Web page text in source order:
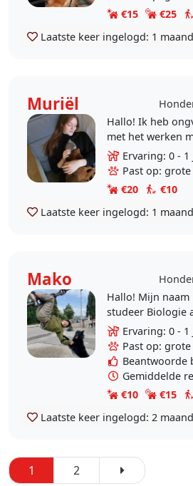
meegemaakt.
€15
€25
Laatste keer ingelogd: 1
Muriël
Hallo! Ik heb ongv. 5 jaar ervaring
met het werken
een tijd in
waar ik werkte
opvang die..
Ervaring: 0 - 1
Past op:
€20
€10
Laatste keer ingelogd: 1
Mako
Hallo! Mijn naam
studeer Biologie
in Wageningen.
buiten zijn, het
natuur, te..
Ervaring: 0 - 1
Past op:
Beantwoorde
Gemiddelde
€10
€15
Laatste keer ingelogd: 2
1 2